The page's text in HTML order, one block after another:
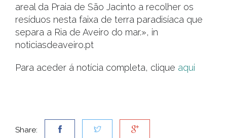
areal da Praia de São Jacinto a recolher os
resíduos nesta faixa de terra paradisíaca que
separa a Ria de Aveiro do mar.», in
noticiasdeaveiro.pt
Para aceder á notícia completa, clique aqui
Share: